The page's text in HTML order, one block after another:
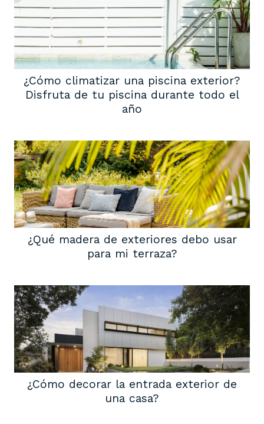
¿Cómo climatizar una piscina exterior?
Disfruta de tu piscina durante todo el
año
¿Qué madera de exteriores debo usar
para mi terraza?
¿Cómo decorar la entrada exterior de
una casa?